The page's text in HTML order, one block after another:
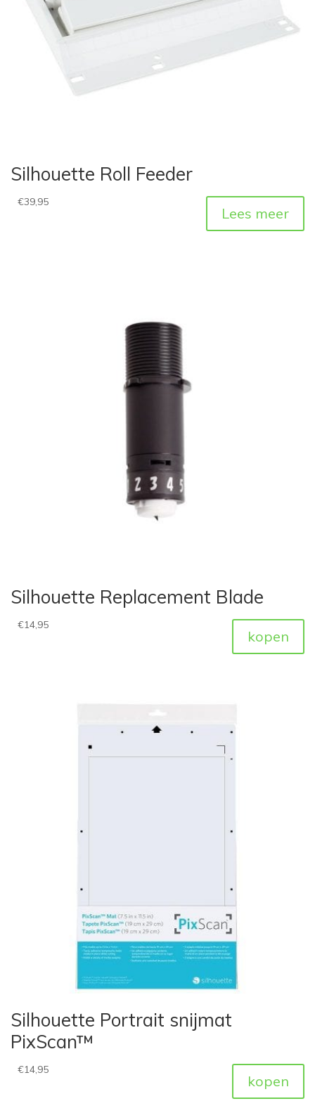
Silhouette Roll Feeder
€39,95
Lees meer
Silhouette Replacement Blade
€14,95
kopen
Silhouette Portrait snijmat
PixScan™
€14,95
kopen